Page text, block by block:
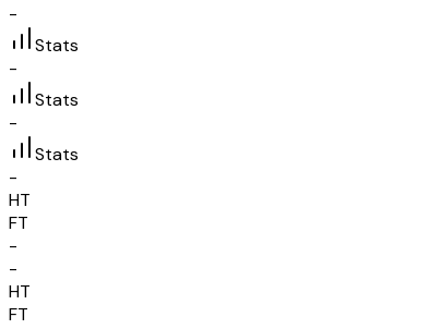
-
Stats
-
Stats
-
Stats
-
HT
FT
-
-
HT
FT